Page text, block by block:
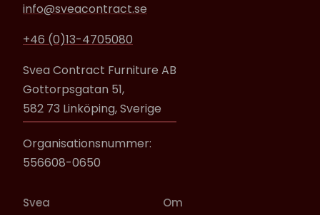
info@sveacontract.se
+46 (0)13-4705080
Svea Contract Furniture AB
Gottorpsgatan 51,
582 73 Linköping, Sverige
Organisationsnummer:
556608-0650
Svea Om